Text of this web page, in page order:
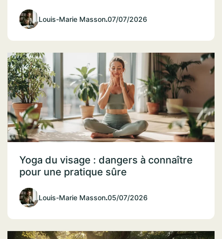
Louis-Marie Masson.07/07/2026
Yoga du visage : dangers à connaître
pour une pratique sûre
Louis-Marie Masson.05/07/2026